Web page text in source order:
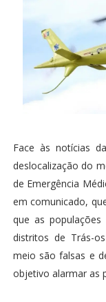
Face às notícias
deslocalização do
de Emergência
em comunicado,
que as
distritos de Trás-
meio são falsas e
objetivo alarmar as